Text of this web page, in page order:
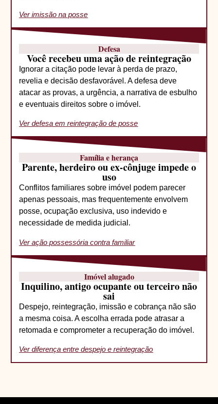
Ver imissão na posse
Defesa
Você recebeu uma ação de reintegração
Ignorar a citação pode levar à perda de prazo,
revelia e decisão desfavorável. A defesa deve
atacar as provas, a urgência, a narrativa de esbulho
e eventuais direitos sobre o imóvel.
Ver defesa em reintegração de posse
Família e herança
Parente, herdeiro ou ex-cônjuge impede o
uso
Conflitos familiares sobre imóvel podem parecer
apenas pessoais, mas frequentemente envolvem
posse, ocupação exclusiva, uso indevido e
necessidade de medida judicial.
Ver ação possessória contra familiar
Imóvel alugado
Inquilino, antigo ocupante ou terceiro não
sai
Despejo, reintegração, imissão e cobrança não são
a mesma coisa. A escolha errada pode atrasar a
retomada e comprometer a recuperação do imóvel.
Ver diferença entre despejo e reintegração